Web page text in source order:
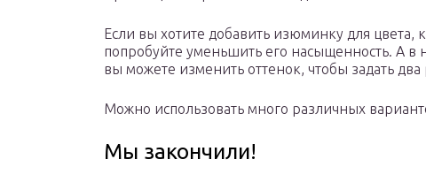
Если вы хотите добавить изюминку для цвета,
попробуйте уменьшить его насыщенность. А в
вы можете изменить оттенок, чтобы задать два
Можно использовать много различных
Мы закончили!